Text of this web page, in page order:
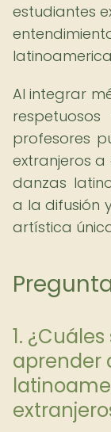
estudiantes
Al integrar
profesores
extranjeros
danzas
a la difusión
artística
1.
aprender